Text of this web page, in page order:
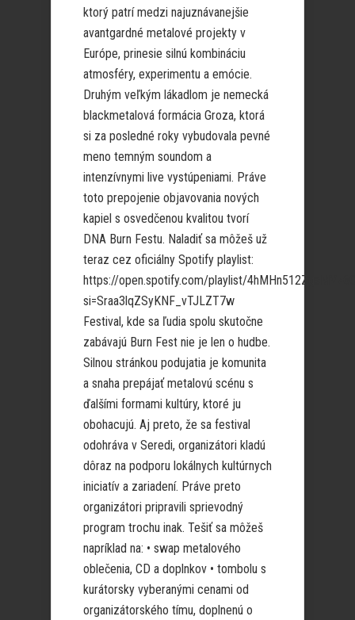
ktorý patrí medzi najuznávanejšie
avantgardné metalové projekty v
Európe, prinesie silnú kombináciu
atmosféry, experimentu a emócie.
Druhým veľkým lákadlom je nemecká
blackmetalová formácia Groza, ktorá
si za posledné roky vybudovala pevné
meno temným soundom a
intenzívnymi live vystúpeniami. Práve
toto prepojenie objavovania nových
kapiel s osvedčenou kvalitou tvorí
DNA Burn Festu. Naladiť sa môžeš už
teraz cez oficiálny Spotify playlist:
https://open.spotify.com/playlist/
si=Sraa3lqZSyKNF_vTJLZT7w
Festival, kde sa ľudia spolu skutočne
zabávajú Burn Fest nie je len o hudbe.
Silnou stránkou podujatia je komunita
a snaha prepájať metalovú scénu s
ďalšími formami kultúry, ktoré ju
obohacujú. Aj preto, že sa festival
odohráva v Seredi, organizátori kladú
dôraz na podporu lokálnych kultúrnych
iniciatív a zariadení. Práve preto
organizátori pripravili sprievodný
program trochu inak. Tešiť sa môžeš
napríklad na: • swap metalového
oblečenia, CD a doplnkov • tombolu s
kurátorsky vyberanými cenami od
organizátorského tímu, doplnenú o